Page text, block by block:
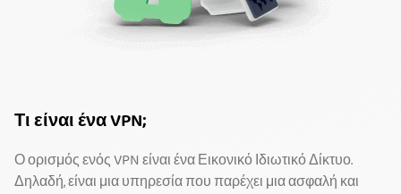
Τι είναι ένα VPN;
Ο ορισμός ενός VPN είναι ένα Εικονικό Ιδιωτικό Δίκτυο.
Δηλαδή, είναι μια υπηρεσία που παρέχει μια ασφαλή και